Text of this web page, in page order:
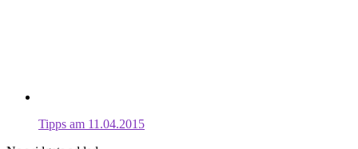
Tipps am 11.04.2015